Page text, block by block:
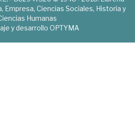
Empresa, Ciencias Sociales, Historia y
Humanas
y desarrollo OPTYMA